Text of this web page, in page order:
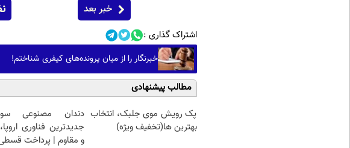
خبر بعد
اشتراک گذاری :
خبرنگار را از میان پرونده‌های کیفری شناختم!
مطالب پیشنهادی
پک رویش موی جلبک، انتخاب
بهترین ها(تخفیف ویژه)
دندان مصنوعی
جدیدترین فناوری
و مقاوم | پرداخت